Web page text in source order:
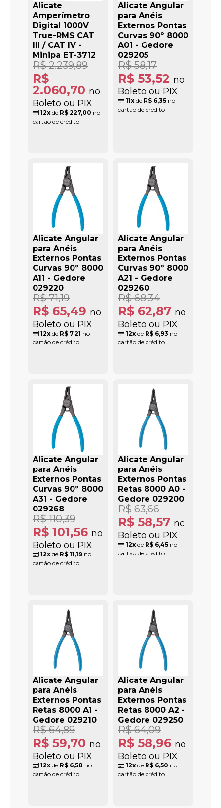
Alicate
Amperímetro
Digital 1000V
True-RMS CAT
III / CAT IV -
Minipa ET-3712
R$
2.060,70 no
Boleto ou PIX
R$ 2.239,89
12x de R$ 227,00 no
cartão de crédito
Alicate Angular
para Anéis
Externos Pontas
Curvas 90º 8000
A01 - Gedore
029205
R$ 53,52 no
Boleto ou PIX
R$ 58,17
11xde R$ 6,35no
cartão de crédito
Alicate Angular
para Anéis
Externos Pontas
Curvas 90º 8000
A11 - Gedore
029220
R$ 65,49 no
Boleto ou PIX
R$ 71,19
12x de R$ 7,21 no
cartão de crédito
Alicate Angular
para Anéis
Externos Pontas
Curvas 90º 8000
A21 - Gedore
029260
R$ 62,87 no
Boleto ou PIX
R$ 68,34
12xde R$ 6,93 no
cartão de crédito
Alicate Angular
para Anéis
Externos Pontas
Curvas 90º 8000
A31 - Gedore
029268
R$ 101,56 no
Boleto ou PIX
R$ 110,39
12x de R$ 11,19 no
cartão de crédito
Alicate Angular
para Anéis
Externos Pontas
Retas 8000 A0 -
Gedore 029200
R$ 58,57 no
Boleto ou PIX
R$ 63,66
12xde R$ 6,45no
cartão de crédito
Alicate Angular
para Anéis
Externos Pontas
Retas 8000 A1 -
Gedore 029210
R$ 59,70 no
Boleto ou PIX
R$ 64,89
12x de R$ 6,58 no
cartão de crédito
Alicate Angular
para Anéis
Externos Pontas
Retas 8000 A2 -
Gedore 029250
R$ 58,96 no
Boleto ou PIX
R$ 64,09
12xde R$ 6,50 no
cartão de crédito